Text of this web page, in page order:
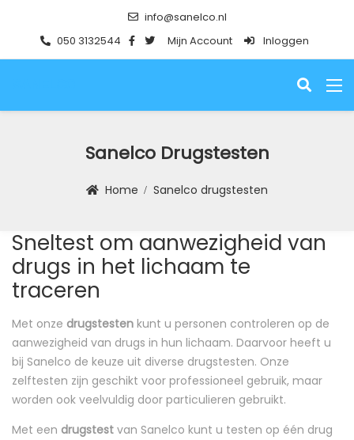
info@sanelco.nl
050 3132544
Mijn Account Inloggen
Sanelco Drugstesten
Home Sanelco drugstesten
Sneltest om aanwezigheid van
drugs in het lichaam te
traceren
Met onze drugstesten kunt u personen controleren op de
aanwezigheid van drugs in hun lichaam. Daarvoor heeft u
bij Sanelco de keuze uit diverse drugstesten. Onze
zelftesten zijn geschikt voor professioneel gebruik, maar
worden ook veelvuldig door particulieren gebruikt.
Met een drugstest van Sanelco kunt u testen op één drug